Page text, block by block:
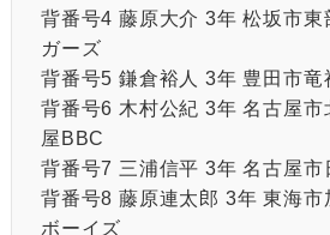
背番号4 藤原大介 3年 松坂市東
ガーズ
背番号5 鎌倉裕人 3年 豊田市竜
背番号6 木村公紀 3年 名古屋市
屋BBC
背番号7 三浦信平 3年 名古屋市
背番号8 藤原連太郎 3年 東海市
ボーイズ